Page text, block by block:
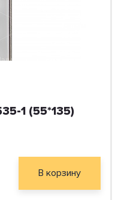
1 (55*135)
В корзину